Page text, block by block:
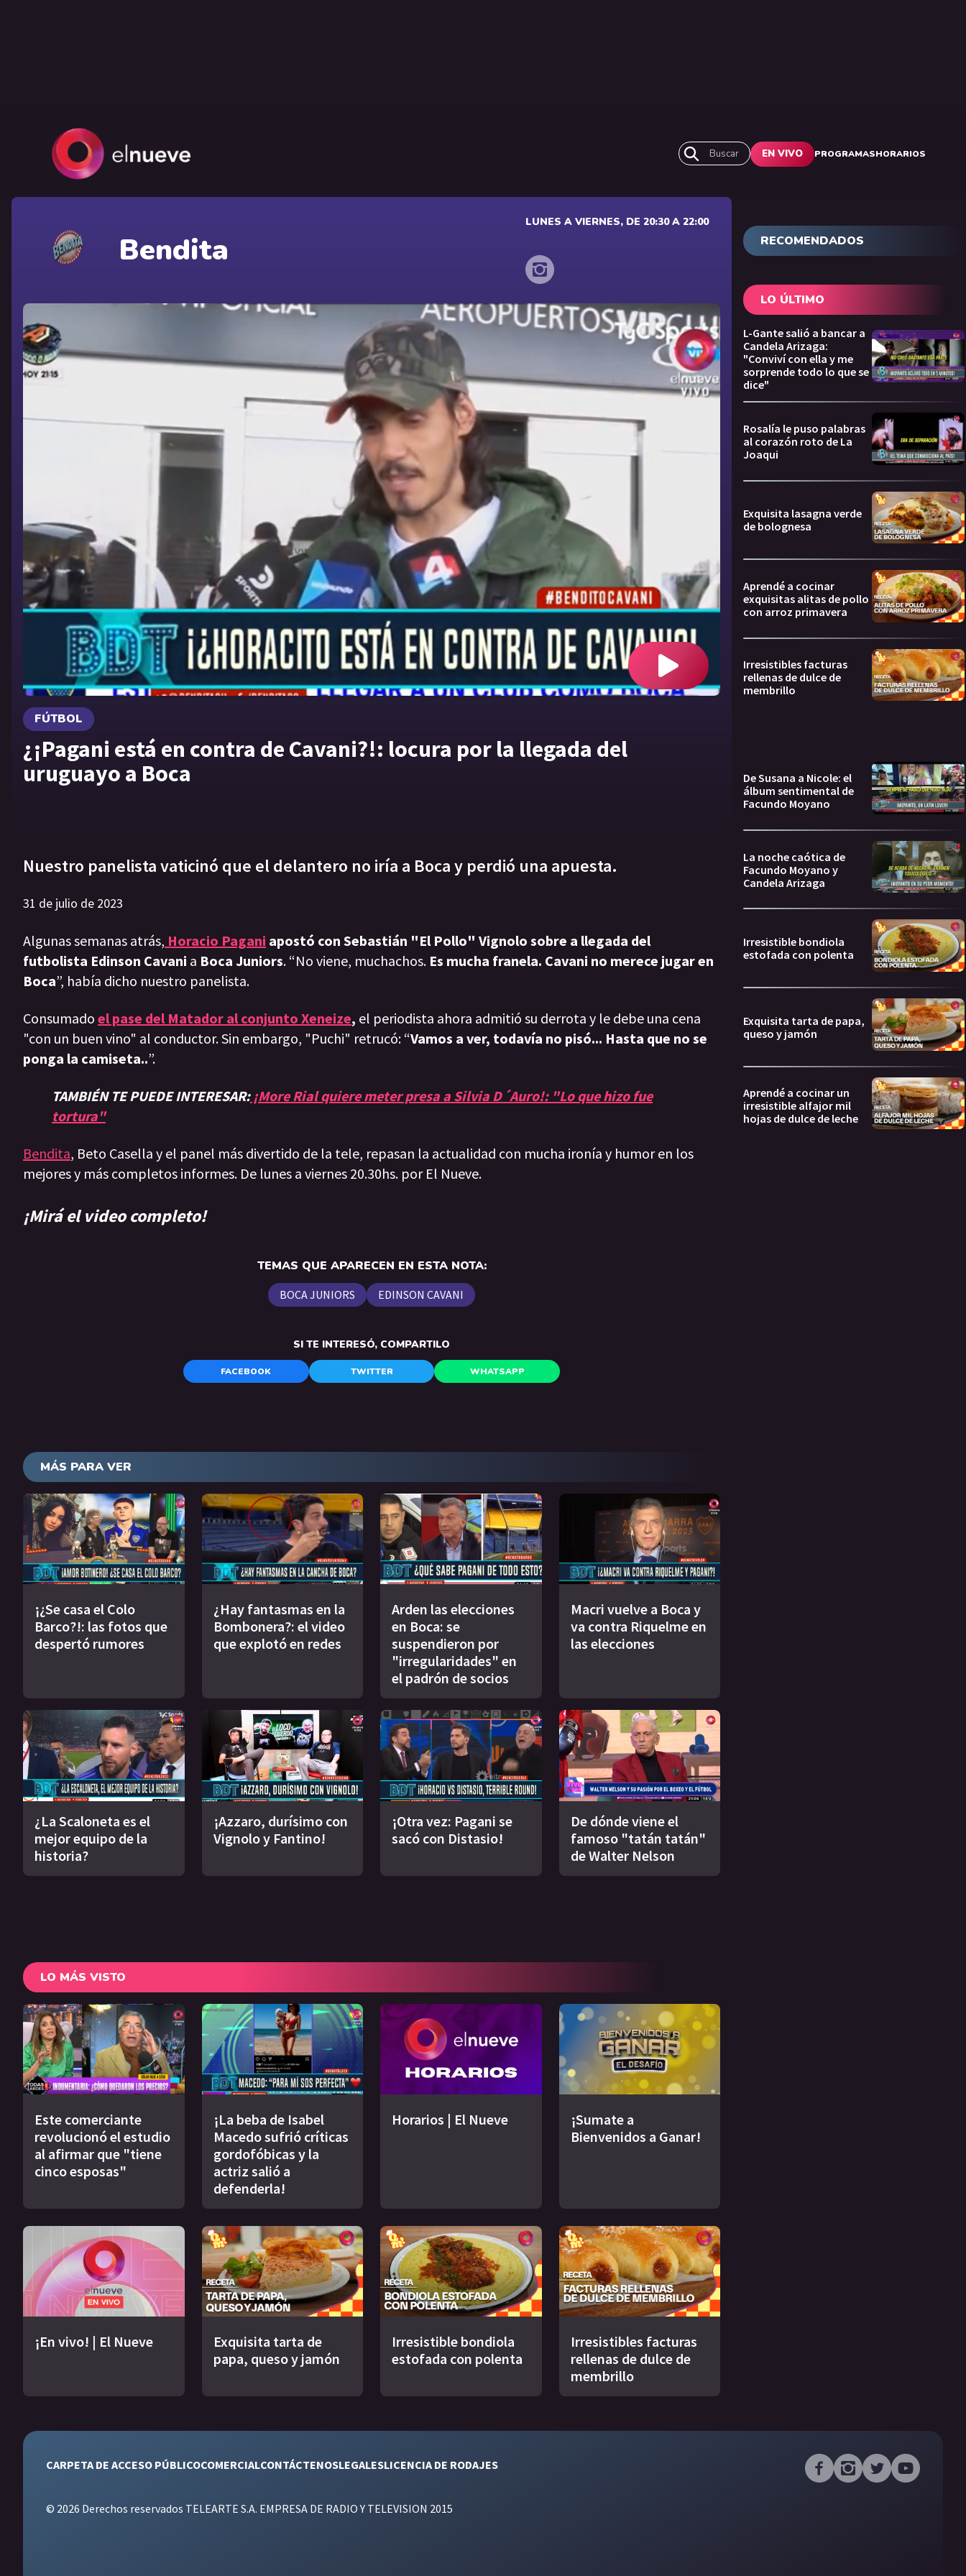
Buscar EN VIVO PROGRAMASHORARIOS
Bendita
LUNES A VIERNES, DE 20:30 A 22:00
FÚTBOL
¿¡Pagani está en contra de Cavani?!: locura por la llegada del
uruguayo a Boca
Nuestro panelista vaticinó que el delantero no iría a Boca y perdió una apuesta.
31 de julio de 2023
Algunas semanas atrás, Horacio Pagani apostó con Sebastián "El Pollo" Vignolo sobre a llegada del
futbolista Edinson Cavani a Boca Juniors. “No viene, muchachos. Es mucha franela. Cavani no merece jugar en
Boca”, había dicho nuestro panelista.
Consumado el pase del Matador al conjunto Xeneize, el periodista ahora admitió su derrota y le debe una cena
"con un buen vino" al conductor. Sin embargo, "Puchi" retrucó: “Vamos a ver, todavía no pisó... Hasta que no se
ponga la camiseta..”.
TAMBIÉN TE PUEDE INTERESAR:¡More Rial quiere meter presa a Silvia D´Auro!: "Lo que hizo fue
tortura"
Bendita, Beto Casella y el panel más divertido de la tele, repasan la actualidad con mucha ironía y humor en los
mejores y más completos informes. De lunes a viernes 20.30hs. por El Nueve.
¡Mirá el video completo!
TEMAS QUE APARECEN EN ESTA NOTA:
BOCA JUNIORS EDINSON CAVANI
SI TE INTERESÓ, COMPARTILO
FACEBOOK TWITTER WHATSAPP
MÁS PARA VER
¡¿Se casa el Colo
Barco?!: las fotos que
despertó rumores
¿Hay fantasmas en la
Bombonera?: el video
que explotó en redes
Arden las elecciones
en Boca: se
suspendieron por
"irregularidades" en
el padrón de socios
Macri vuelve a Boca y
va contra Riquelme en
las elecciones
¿La Scaloneta es el
mejor equipo de la
historia?
¡Azzaro, durísimo con
Vignolo y Fantino!
¡Otra vez: Pagani se
sacó con Distasio!
De dónde viene el
famoso "tatán tatán"
de Walter Nelson
LO MÁS VISTO
Este comerciante
revolucionó el estudio
al afirmar que "tiene
cinco esposas"
¡La beba de Isabel
Macedo sufrió críticas
gordofóbicas y la
actriz salió a
defenderla!
Horarios | El Nueve
¡Sumate a
Bienvenidos a Ganar!
¡En vivo! | El Nueve
Exquisita tarta de
papa, queso y jamón
Irresistible bondiola
estofada con polenta
Irresistibles facturas
rellenas de dulce de
membrillo
RECOMENDADOS
LO ÚLTIMO
L-Gante salió a bancar a
Candela Arizaga:
"Conviví con ella y me
sorprende todo lo que se
dice"
Rosalía le puso palabras
al corazón roto de La
Joaqui
Exquisita lasagna verde
de bolognesa
Aprendé a cocinar
exquisitas alitas de pollo
con arroz primavera
Irresistibles facturas
rellenas de dulce de
membrillo
De Susana a Nicole: el
álbum sentimental de
Facundo Moyano
La noche caótica de
Facundo Moyano y
Candela Arizaga
Irresistible bondiola
estofada con polenta
Exquisita tarta de papa,
queso y jamón
Aprendé a cocinar un
irresistible alfajor mil
hojas de dulce de leche
CARPETA DE ACCESO PÚBLICOCOMERCIALCONTÁCTENOSLEGALESLICENCIA DE RODAJES
© 2026 Derechos reservados TELEARTE S.A. EMPRESA DE RADIO Y TELEVISION 2015